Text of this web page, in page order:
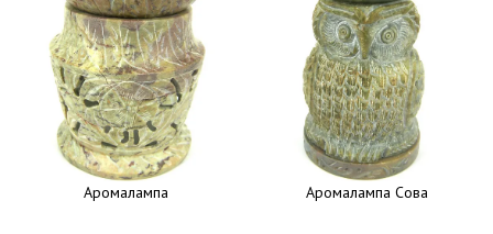
Аромалампа Аромалампа Сова